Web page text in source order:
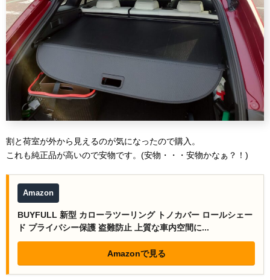
割と荷室が外から見えるのが気になったので購入。
これも純正品が高いので安物です。(安物・・・安物かなぁ？！)
Amazon
BUYFULL 新型 カローラツーリング トノカバー ロールシェー
ド プライバシー保護 盗難防止 上質な車内空間に...
Amazonで見る